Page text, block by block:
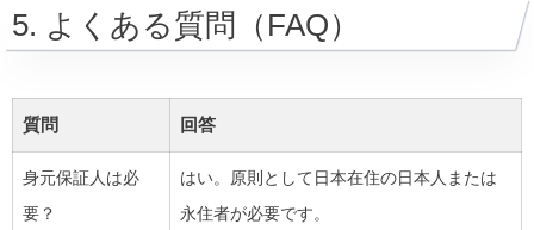
5. よくある質問（FAQ）
質問 回答
身元保証人は必
要？
はい。原則として日本在住の日本人または
永住者が必要です。